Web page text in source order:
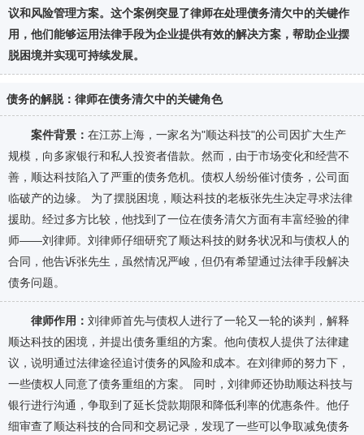
议和风险管理方案。这个案例突显了律师在处理债务清欠中的关键作
用，他们能够运用法律手段为企业提供有效的解决方案，帮助企业摆
脱困境并实现可持续发展。
债务的解脱：律师在债务清欠中的关键角色
案件背景： 在江苏上海，一家名为"顺达科技"的公司因扩大生产
规模，向多家银行和私人投资者借款。然而，由于市场变化和经营不
善，顺达科技陷入了严重的债务危机。债权人纷纷催讨债务，公司面
临破产的边缘。 为了摆脱困境，顺达科技的老板张先生决定寻求法律
援助。经过多方比较，他找到了一位在债务清欠方面有丰富经验的律
师——刘律师。刘律师仔细研究了顺达科技的财务状况和与债权人的
合同，他告诉张先生，虽然情况严峻，但仍有希望通过法律手段解决
债务问题。
律师作用： 刘律师首先与债权人进行了一轮又一轮的谈判，解释
顺达科技的困境，并提出债务重组的方案。他向债权人提供了法律建
议，说明通过法律途径追讨债务的风险和成本。在刘律师的努力下，
一些债权人同意了债务重组的方案。 同时，刘律师还协助顺达科技与
银行进行沟通，争取到了延长贷款期限和降低利率的优惠条件。他仔
细审查了顺达科技的合同和交易记录，发现了一些可以争取减免债务